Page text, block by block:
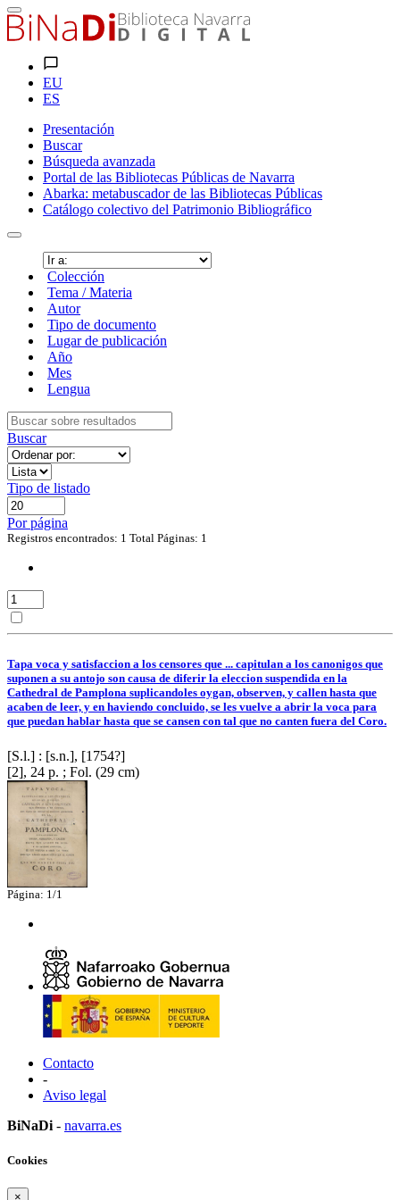
EU
ES
Presentación
Buscar
Búsqueda avanzada
Portal de las Bibliotecas Públicas de Navarra
Abarka: metabuscador de las Bibliotecas Públicas
Catálogo colectivo del Patrimonio Bibliográfico
Colección
Tema / Materia
Autor
Tipo de documento
Lugar de publicación
Año
Mes
Lengua
Buscar
Tipo de listado
Por página
Registros encontrados: 1 Total Páginas: 1
Tapa voca y satisfaccion a los censores que ... capitulan a los canonigos que
suponen a su antojo son causa de diferir la eleccion suspendida en la
Cathedral de Pamplona suplicandoles oygan, observen, y callen hasta que
acaben de leer, y en haviendo concluido, se les vuelve a abrir la voca para
que puedan hablar hasta que se cansen con tal que no canten fuera del Coro.
[S.l.] : [s.n.], [1754?]
[2], 24 p. ; Fol. (29 cm)
Página: 1/1
Contacto
-
Aviso legal
BiNaDi - navarra.es
Cookies
×